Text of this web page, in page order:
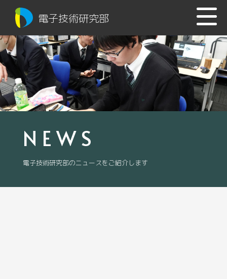
電子技術研究部
NEWS
電子技術研究部のニュースをご紹介します